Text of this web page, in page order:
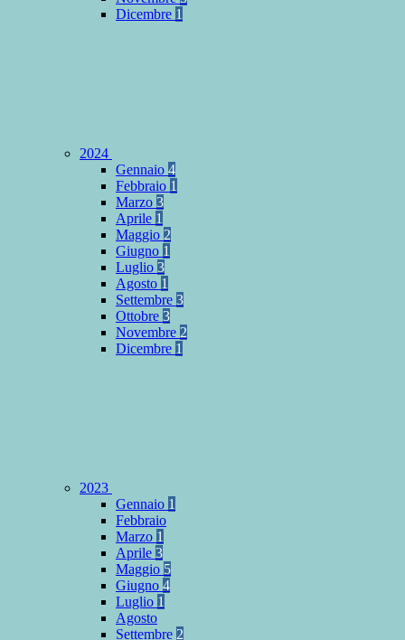
Dicembre 1
2024
Gennaio 4
Febbraio 1
Marzo 3
Aprile 1
Maggio 2
Giugno 1
Luglio 3
Agosto 1
Settembre 3
Ottobre 3
Novembre 2
Dicembre 1
2023
Gennaio 1
Febbraio
Marzo 1
Aprile 3
Maggio 5
Giugno 4
Luglio 1
Agosto
Settembre 2